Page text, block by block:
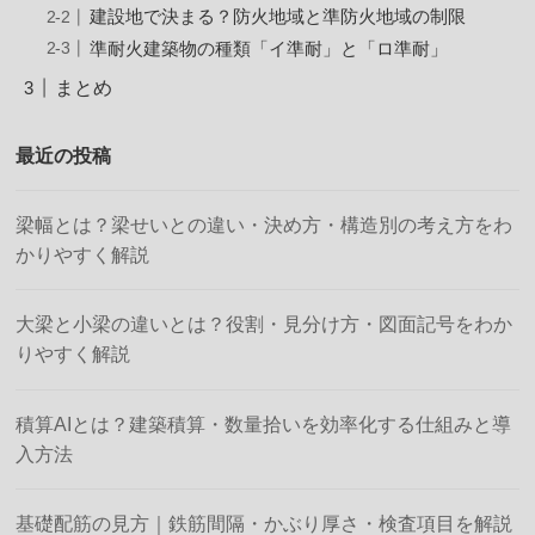
建設地で決まる？防火地域と準防火地域の制限
準耐火建築物の種類「イ準耐」と「ロ準耐」
まとめ
最近の投稿
梁幅とは？梁せいとの違い・決め方・構造別の考え方をわ
かりやすく解説
大梁と小梁の違いとは？役割・見分け方・図面記号をわか
りやすく解説
積算AIとは？建築積算・数量拾いを効率化する仕組みと導
入方法
基礎配筋の見方｜鉄筋間隔・かぶり厚さ・検査項目を解説